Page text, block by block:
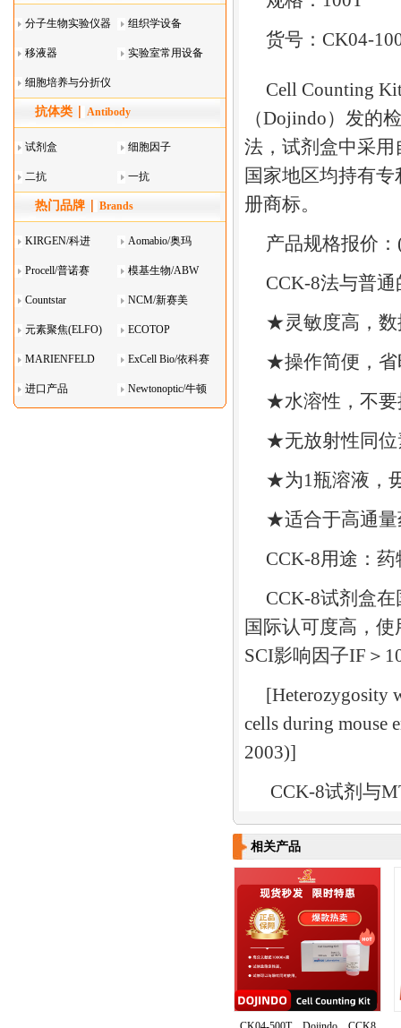
分子生物实验仪器 组织学设备
移液器 实验室常用设备
细胞培养与分折仪
器叠
抗体类 Antibody
试剂盒 细胞因子
二抗 一抗
热门品牌 Brands
KIRGEN/科进 Aomabio/奥玛
Procell/普诺赛 模基生物/ABW
Countstar NCM/新赛美
元素聚焦(ELFO) ECOTOP
MARIENFELD ExCell Bio/依科赛
进口产品 Newtonoptic/牛顿
货号：CK04-
Cell Counting
（Dojindo）发的
法，试剂盒中采
国家地区均持有
册商标。
产品规格报价：
CCK-8法与普通
★灵敏度高，
★操作简便，
★水溶性，不
★无放射性同
★为1瓶溶液，
★适合于高通
CCK-8用途：
CCK-8试剂盒在
国际认可度高，使
SCI影响因子IF ＞
[Heterozygosity
cells during mouse
2003)]
CCK-8试剂与
相关产品